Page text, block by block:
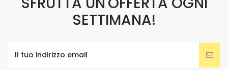
SETTIMANA!